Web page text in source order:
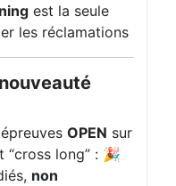
est la seule
les réclamations
OPEN sur
“cross long” : 🎉
non